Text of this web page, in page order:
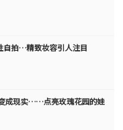
自拍…精致妆容引人注目
成现实……点亮玫瑰花园的娃